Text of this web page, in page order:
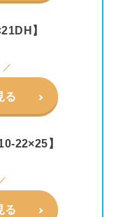
】
る
22×25】
る